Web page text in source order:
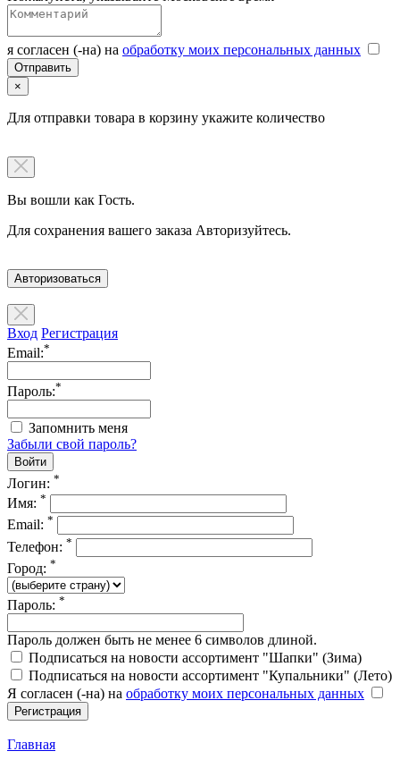
я согласен (-на) на обработку моих персональных данных
×
Для отправки товара в корзину укажите количество
Вы вошли как Гость.
Для сохранения вашего заказа Авторизуйтесь.
Авторизоваться
Вход Регистрация
Email:*
Пароль:*
Запомнить меня
Забыли свой пароль?
Логин: *
Имя: *
Email: *
Телефон: *
Город: *
Пароль: *
Пароль должен быть не менее 6 символов длиной.
Подписаться на новости ассортимент "Шапки" (Зима)
Подписаться на новости ассортимент "Купальники" (Лето)
Я согласен (-на) на обработку моих персональных данных
Главная